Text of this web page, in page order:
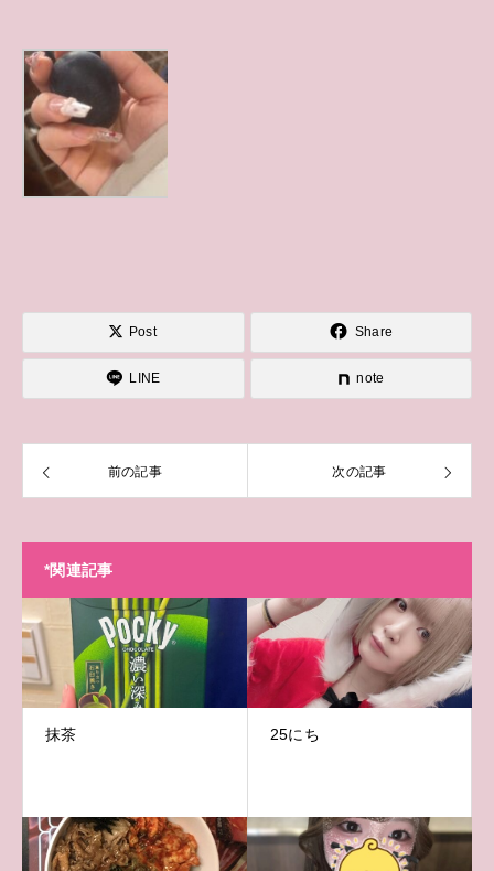
Post Share
LINE note
前の記事 次の記事
*関連記事
抹茶 25にち